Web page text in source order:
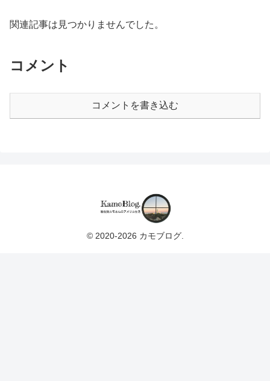
関連記事は見つかりませんでした。
コメント
コメントを書き込む
© 2020-2026 カモブログ.